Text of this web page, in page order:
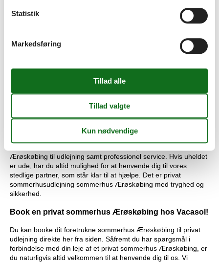
Privat udlejning af sommerhus Ærøskøbing med prisgaranti
Alle sommerhuse der udlejes igennem Vacasol er dækket af
vores prisgaranti. Vi garanterer at der ikke er ét eneste
konkurrende udlejningsbureau, som udlejer dit foretrukne
Hvis der en sjælden gang alligevel opstår en smutter i vores
indsættes direkte på din konto.
Professionel service giver dig tryghed og sikkerhed
Ærøskøbing til udlejning samt professionel service. Hvis uheldet
er ude, har du altid mulighed for at henvende dig til vores
stedlige partner, som står klar til at hjælpe. Det er privat
sommerhusudlejning sommerhus Ærøskøbing med tryghed og
sikkerhed.
Book en privat sommerhus Ærøskøbing hos Vacasol!
Du kan booke dit foretrukne sommerhus Ærøskøbing til privat
udlejning direkte her fra siden. Såfremt du har spørgsmål i
forbindelse med din leje af et privat sommerhus Ærøskøbing, er
du naturligvis altid velkommen til at henvende dig til os. Vi
Statistik
Markedsføring